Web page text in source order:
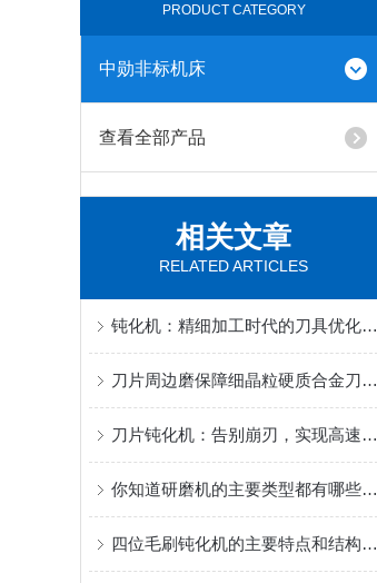
PRODUCT CATEGORY
中勋非标机床
查看全部产品
相关文章
RELATED ARTICLES
钝化机：精细加工时代的刀具优化设备
刀片周边磨保障细晶粒硬质合金刀片耐磨性实践
刀片钝化机：告别崩刃，实现高速切削稳定性的关键
你知道研磨机的主要类型都有哪些吗？
四位毛刷钝化机的主要特点和结构组成